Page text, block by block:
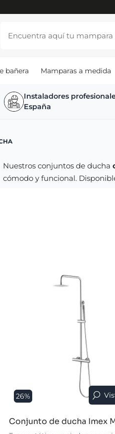
bañera Mamparas a medida
Instaladores
España
Nuestros conjuntos de ducha
cómodo y funcional.
26%
Conjunto de ducha Imex